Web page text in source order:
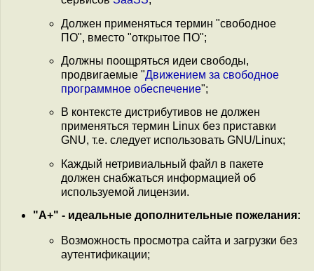
Должен применяться термин "свободное
ПО", вместо "открытое ПО";
Должны поощряться идеи свободы,
продвигаемые "Движением за свободное
программное обеспечение";
В контексте дистрибутивов не должен
применяться термин Linux без приставки
GNU, т.е. следует использовать GNU/Linux;
Каждый нетривиальный файл в пакете
должен снабжаться информацией об
используемой лицензии.
"A+" - идеальные дополнительные пожелания:
Возможность просмотра сайта и загрузки без
аутентификации;